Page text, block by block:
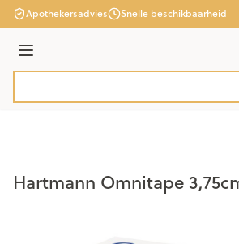
Ga naar de inhoud
Apothekersadvies Snelle beschikbaarheid
Menu
Hartmann Omnitape